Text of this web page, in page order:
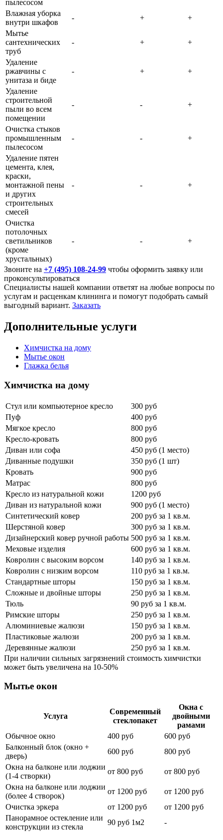
пылесосом
Влажная уборка
внутри шкафов
- +
+
Мытье
сантехнических
труб
- + +
Удаление
ржавчины с
унитаза и биде
- + +
Удаление
строительной
пыли во всем
помещении
- - +
Очистка стыков
промышленным
пылесосом
- - +
Удаление пятен
цемента, клея,
краски,
монтажной пены
и других
строительных
смесей
- - +
Очистка
потолочных
светильников
(кроме
хрустальных)
- - +
Звоните на +7 (495) 108-24-99 чтобы оформить заявку или
проконсультироваться
Специалисты нашей компании ответят на любые вопросы по
услугам и расценкам клининга и помогут подобрать самый
выгодный вариант. Заказать
Дополнительные услуги
Химчистка на дому
Мытье окон
Глажка белья
Химчистка на дому
Стул или компьютерное кресло
300 руб
Пуф
400 руб
Мягкое кресло
800 руб
Кресло-кровать
800 руб
Диван или софа
450 руб (1 место)
Диванные подушки
350 руб (1 шт)
Кровать
900 руб
Матрас
800 руб
Кресло из натуральной кожи
1200 руб
Диван из натуральной кожи
900 руб (1 место)
Синтетический ковер
200 руб за 1 кв.м.
Шерстяной ковер
300 руб за 1 кв.м.
Дизайнерский ковер ручной работы 500 руб за 1 кв.м.
Меховые изделия
600 руб за 1 кв.м.
Ковролин с высоким ворсом
140 руб за 1 кв.м.
Ковролин с низким ворсом
110 руб за 1 кв.м.
Стандартные шторы
150 руб за 1 кв.м.
Сложные и двойные шторы
250 руб за 1 кв.м.
Тюль
90 руб за 1 кв.м.
Римские шторы
250 руб за 1 кв.м.
Алюминиевые жалюзи
150 руб за 1 кв.м.
Пластиковые жалюзи
200 руб за 1 кв.м.
Деревянные жалюзи
250 руб за 1 кв.м.
При наличии сильных загрязнений стоимость химчистки
может быть увеличена на 10-50%
Мытье окон
Услуга
Современный
стеклопакет
Окна с
двойными
рамами
Обычное окно
400 руб
600 руб
Балконный блок (окно +
дверь)
600 руб
800 руб
Окна на балконе или лоджии
(1-4 створки)
от 800 руб
от 800 руб
Окна на балконе или лоджии
(более 4 створок)
от 1200 руб
от 1200 руб
Очистка эркера
от 1200 руб
от 1200 руб
Панорамное остекление или
конструкции из стекла
90 руб 1м2 -